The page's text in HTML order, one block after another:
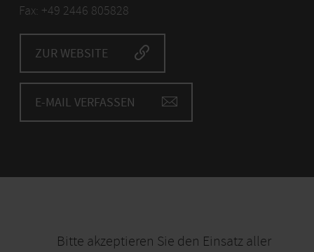
Fax: +49 2446 805828
ZUR WEBSITE
E-MAIL VERFASSEN
Bitte akzeptieren Sie den Einsatz aller